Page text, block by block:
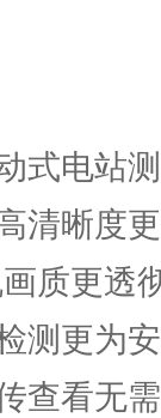
式电站
清晰度
质更透
测更为
查看无